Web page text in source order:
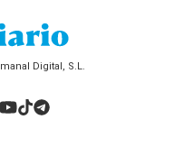
Digital, S.L.
Instagram
YouTube
TikTok
Telegram